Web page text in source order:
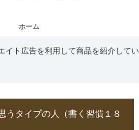
ホーム
イト広告を利用して商品を紹介してい
うタイプの人（書く習慣１８